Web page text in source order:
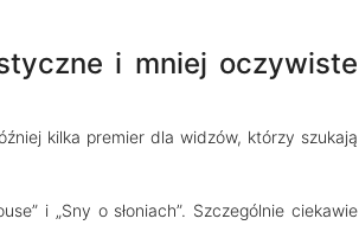
i mniej oczywiste
kilka premier dla widzów, którzy szukają
i „Sny o słoniach”. Szczególnie ciekawie